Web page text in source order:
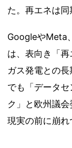
た。再エネは同
GoogleやMeta
は、表向き「
ガス発電との
でも「データ
ク」と欧州議
現実の前に崩れ